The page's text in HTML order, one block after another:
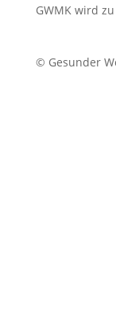
GWMK wird
© Gesunder